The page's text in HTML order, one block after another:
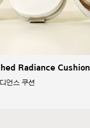
Radiance Cushion
언스 쿠션